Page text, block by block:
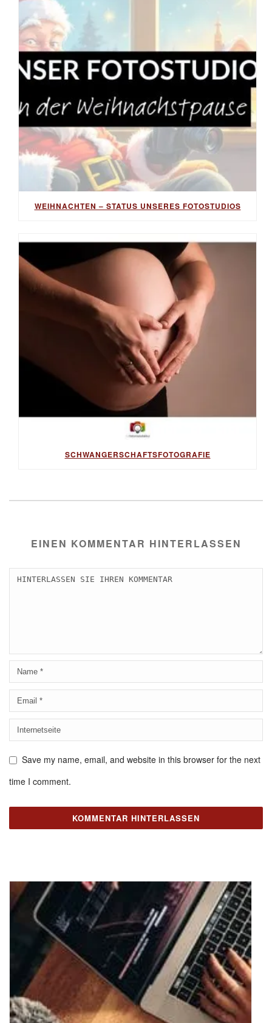
WEIHNACHTEN – STATUS UNSERES FOTOSTUDIOS
SCHWANGERSCHAFTSFOTOGRAFIE
EINEN KOMMENTAR HINTERLASSEN
Save my name, email, and website in this browser for the next
time I comment.